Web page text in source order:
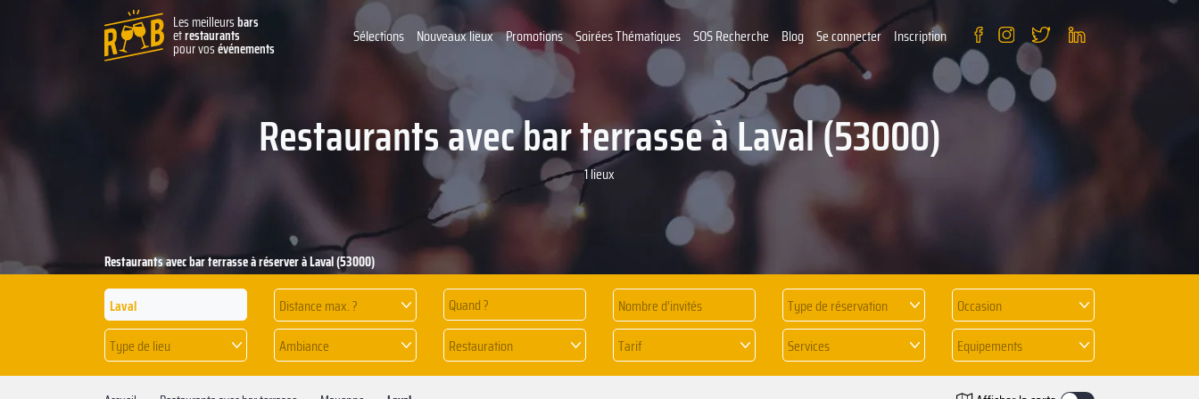
Les meilleursbars
etrestaurants
pour vosévénements
Sélections Nouveaux lieux Promotions Soirées Thématiques SOS Recherche Blog Se connecter Inscription
Restaurants avec bar terrasse à Laval (53000)
1 lieux
Distance max. ? Quand ? Type de réservation
Occasion
Type de lieu
Ambiance Restauration Tarif Services Equipements
Restaurants avec bar terrasse à réserver à Laval (53000)